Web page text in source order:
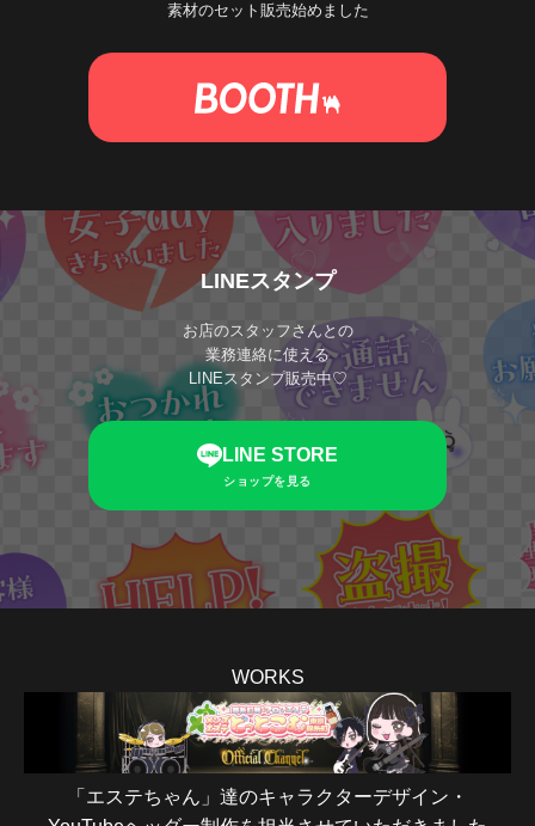
素材のセット販売始めました
LINEスタンプ
お店のスタッフさんとの
業務連絡に使える
LINEスタンプ販売中♡
LINE STORE
ショップを見る
WORKS
「エステちゃん」達のキャラクターデザイン・